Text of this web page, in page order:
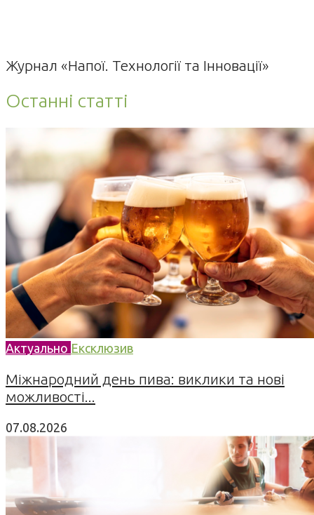
Журнал «Напої. Технології та Інновації»
Останні статті
Актуально Ексклюзив
Міжнародний день пива: виклики та нові
можливості...
07.08.2026